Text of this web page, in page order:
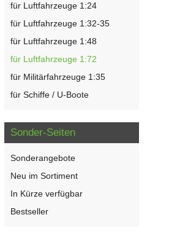
für Luftfahrzeuge 1:24
für Luftfahrzeuge 1:32-35
für Luftfahrzeuge 1:48
für Luftfahrzeuge 1:72
für Militärfahrzeuge 1:35
für Schiffe / U-Boote
Sonder-Seiten
Sonderangebote
Neu im Sortiment
In Kürze verfügbar
Bestseller